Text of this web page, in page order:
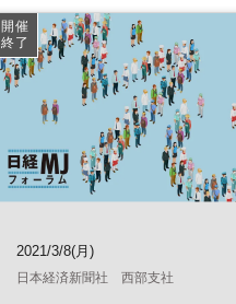
防災 震災
開催
終了
2021/3/8(月)
日本経済新聞社 西部支社